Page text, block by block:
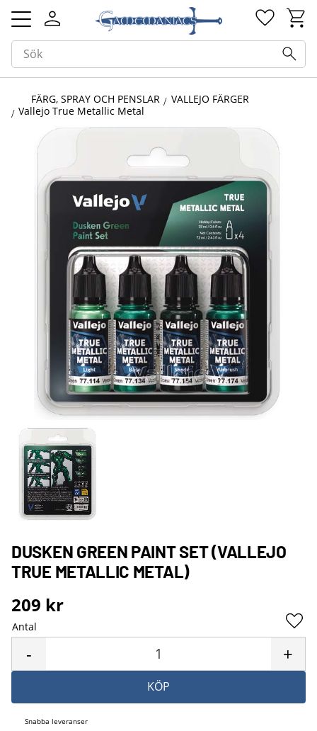
Meny
FÄRG, SPRAY OCH PENSLAR
VALLEJO FÄRGER
Vallejo True Metallic Metal
DUSKEN GREEN PAINT SET (VALLEJO
TRUE METALLIC METAL)
209 kr
Antal
+
-
KÖP
Snabba leveranser